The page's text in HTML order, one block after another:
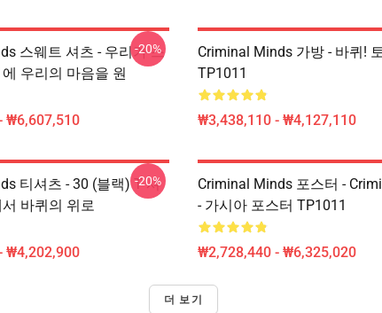
스웨트 셔츠 - 우리가 스
우리의 마음을 원
₩6,607,510
-20%
Criminal Minds 가방 - 바퀴!
TP1011
₩3,438,110 - ₩4,127,110
티셔츠 - 30 (블랙) T 셔
바퀴의 위로
₩4,202,900
-20%
Criminal Minds 포스터 -
- 가시아 포스터 TP1011
₩2,728,440 - ₩6,325,020
더 보기